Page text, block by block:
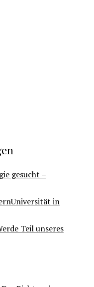
gesucht –
in
Teil unseres